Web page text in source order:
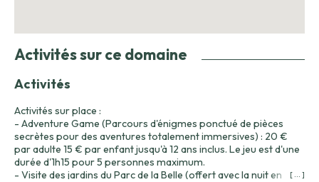
Activités sur ce domaine
Activités
Activités sur place :
- Adventure Game (Parcours d'énigmes ponctué de pièces
secrètes pour des aventures totalement immersives) : 20 €
par adulte 15 € par enfant jusqu'à 12 ans inclus. Le jeu est d'une
durée d'1h15 pour 5 personnes maximum.
- Visite des jardins du Parc de la Belle (offert avec la nuit en
[ ... ]